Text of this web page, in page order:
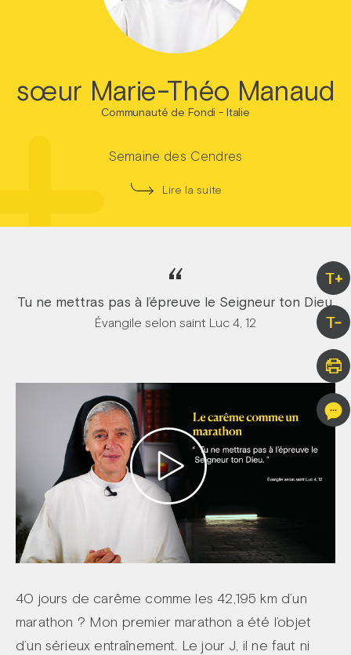
sœur Marie-Théo Manaud
Communauté de Fondi - Italie
Semaine des Cendres
Lire la suite
T+
T-
“
Tu ne mettras pas à l’épreuve le Seigneur ton Dieu.
Évangile selon saint Luc 4, 12
40 jours de carême comme les 42,195 km d’un
marathon ? Mon premier marathon a été l’objet
d’un sérieux entraînement. Le jour J, il ne faut ni